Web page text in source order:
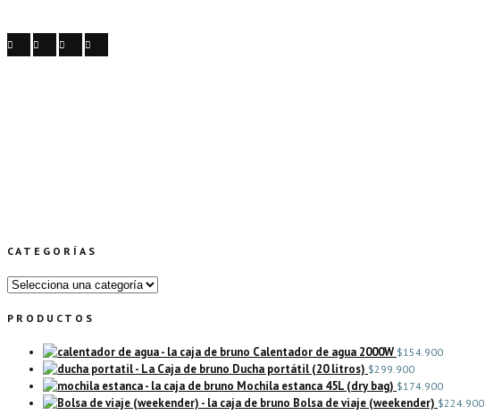
Home>
CATEGORÍAS
PRODUCTOS
Calentador de agua 2000W $154.900
Ducha portátil (20 litros) $299.900
Mochila estanca 45L (dry bag) $174.900
Bolsa de viaje (weekender) $224.900